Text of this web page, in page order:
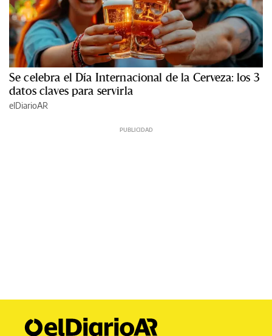
Se celebra el Día Internacional de la Cerveza: los 3
datos claves para servirla
elDiarioAR